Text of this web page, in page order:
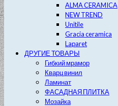
ALMA CERAMICA
NEW TREND
Unitile
Gracia ceramica
Laparet
ДРУГИЕ ТОВАРЫ
Гибкий мрамор
Кварц винил
Ламинат
ФАСАДНАЯ ПЛИТКА
Мозайка